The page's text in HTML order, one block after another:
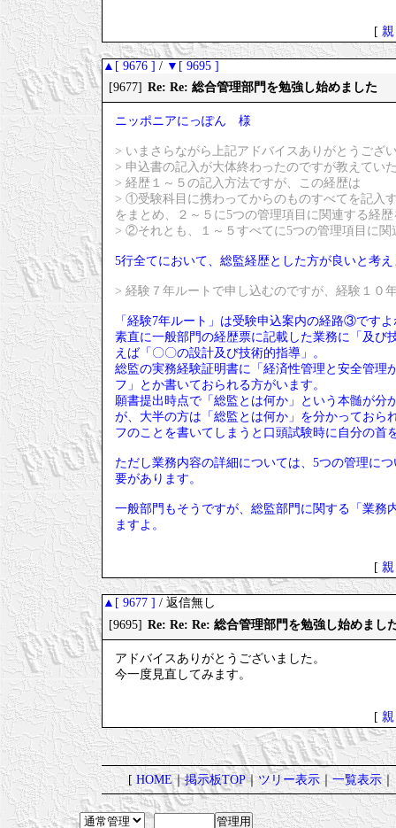
[
▲[ 9676 ] / ▼[ 9695 ]
[9677] Re: Re: 総合管理部門を勉強し始めました
ニッポニアにっぽん 様
> いまさらながら上記アドバイスありがとうござ
> 申込書の記入が大体終わったのですが教えてい
> 経歴１～５の記入方法ですが、この経歴は
> ①受験科目に携わってからのものすべてを記入
をまとめ、２～５に5つの管理項目に関連する経
> ②それとも、１～５すべてに5つの管理項目に
5行全てにおいて、総監経歴とした方が良いと考
> 経験７年ルートで申し込むのですが、経験１
「経験7年ルート」は受験申込案内の経路③ですよ
素直に一般部門の経歴票に記載した業務に「及び
えば「〇〇の設計及び技術的指導」。
総監の実務経験証明書に「経済性管理と安全管理
フ」とか書いておられる方がいます。
願書提出時点で「総監とは何か」という本髄が分
が、大半の方は「総監とは何か」を分かっておら
フのことを書いてしまうと口頭試験時に自分の首
ただし業務内容の詳細については、5つの管理に
要があります。
一般部門もそうですが、総監部門に関する「業務
ますよ。
[
▲[ 9677 ] / 返信無し
[9695] Re: Re: Re: 総合管理部門を勉強し始めまし
アドバイスありがとうございました。
今一度見直してみます。
[
[ HOME｜掲示板TOP｜ツリー表示｜一覧表示｜